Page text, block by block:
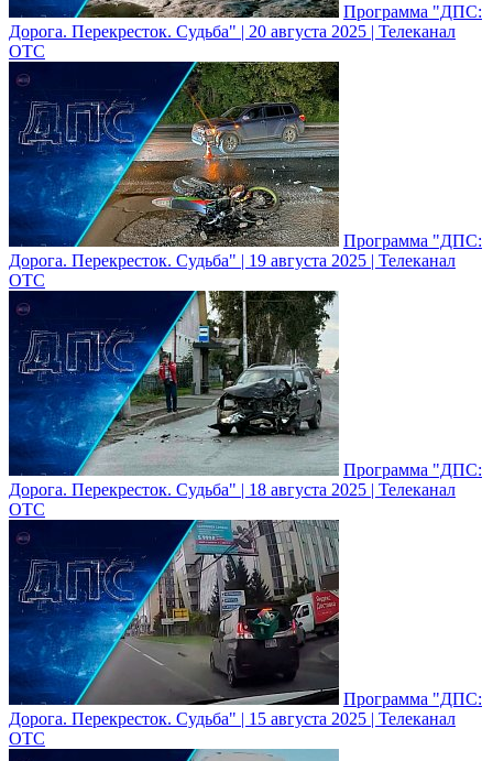
Программа "ДПС:
Дорога. Перекресток. Судьба" | 20 августа 2025 | Телеканал
ОТС
Программа "ДПС:
Дорога. Перекресток. Судьба" | 19 августа 2025 | Телеканал
ОТС
Программа "ДПС:
Дорога. Перекресток. Судьба" | 18 августа 2025 | Телеканал
ОТС
Программа "ДПС:
Дорога. Перекресток. Судьба" | 15 августа 2025 | Телеканал
ОТС